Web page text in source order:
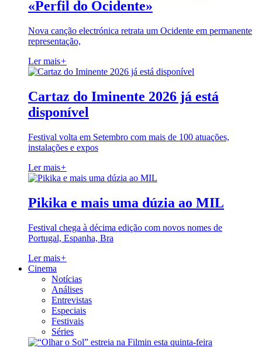
«Perfil do Ocidente»
Nova canção electrónica retrata um Ocidente em permanente
representação,
Ler mais+
Cartaz do Iminente 2026 já está
disponível
Festival volta em Setembro com mais de 100 atuações,
instalações e expos
Ler mais+
Pikika e mais uma dúzia ao MIL
Festival chega à décima edição com novos nomes de
Portugal, Espanha, Bra
Ler mais+
Cinema
Notícias
Análises
Entrevistas
Especiais
Festivais
Séries